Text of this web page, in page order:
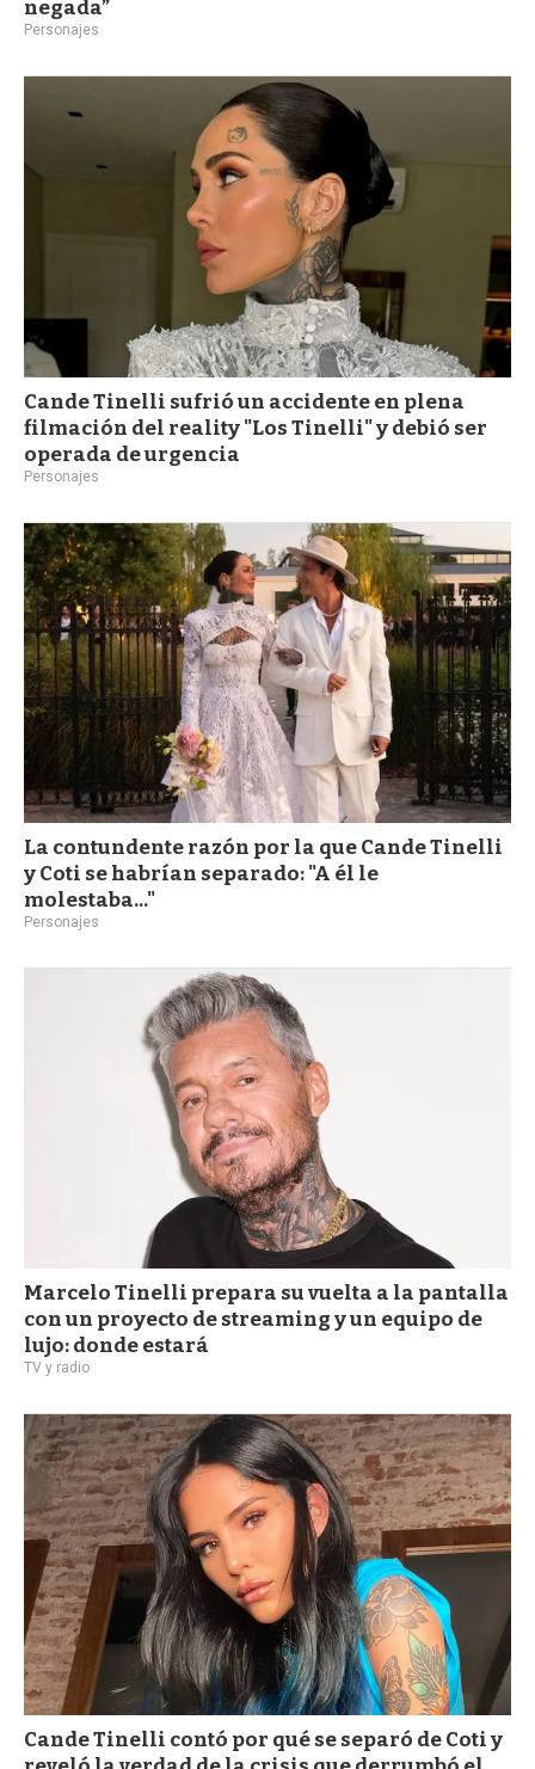
negada”
Personajes
Cande Tinelli sufrió un accidente en plena
filmación del reality "Los Tinelli" y debió ser
operada de urgencia
Personajes
La contundente razón por la que Cande Tinelli
y Coti se habrían separado: "A él le
molestaba..."
Personajes
Marcelo Tinelli prepara su vuelta a la pantalla
con un proyecto de streaming y un equipo de
lujo: donde estará
TV y radio
Cande Tinelli contó por qué se separó de Coti y